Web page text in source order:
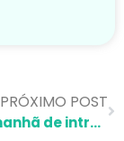
PRÓXIMO POST
Café da manhã de introdução alimentar: 7 receitas para a semana toda!